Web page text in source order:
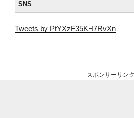
SNS
Tweets by PtYXzF35KH7RvXn
スポンサーリンク